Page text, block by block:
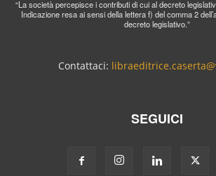
“La società percepisce i contributi di cui al decreto
Indicazione resa ai sensi della lettera f) del comma 2
decreto legislativo.”
Contattaci:
SEGUICI